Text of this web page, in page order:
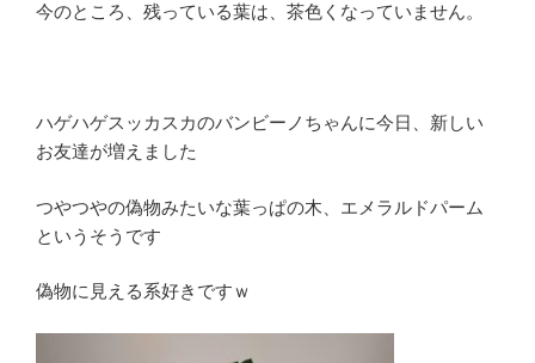
今のところ、残っている葉は、茶色くなっていません。
ハゲハゲスッカスカのバンビーノちゃんに今日、新しい
お友達が増えました
つやつやの偽物みたいな葉っぱの木、エメラルドパーム
というそうです
偽物に見える系好きですｗ